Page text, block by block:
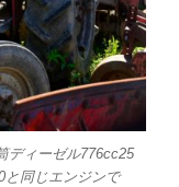
ディーゼル776cc25
と同じエンジンで